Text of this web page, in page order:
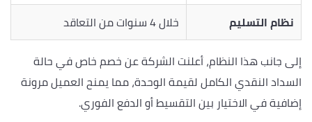
نظام التسليم
خلال 4 سنوات من التعاقد
إلى جانب هذا النظام، أعلنت الشركة عن خصم خاص في حالة
السداد النقدي الكامل لقيمة الوحدة، مما يمنح العميل مرونة
إضافية في الاختيار بين التقسيط أو الدفع الفوري.